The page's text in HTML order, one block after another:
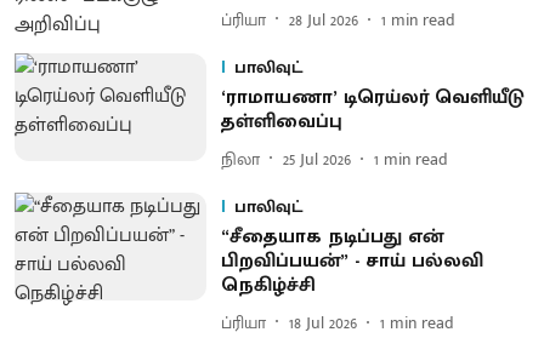
ப்ரியா 28 Jul 2026 1 min read
பாலிவுட்
‘​ராமாயணா’ டிரெய்லர்​ வெளியீடு
தள்ளிவைப்பு
நிலா 25 Jul 2026 1 min read
பாலிவுட்
“சீதையாக நடிப்பது என்
பிறவிப்பயன்” - சாய் பல்லவி
நெகிழ்ச்சி
ப்ரியா 18 Jul 2026 1 min read